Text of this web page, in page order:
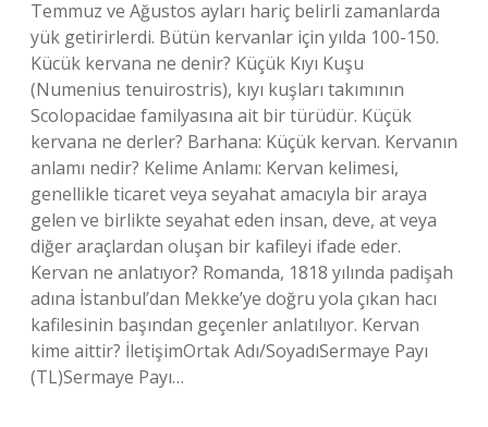
Temmuz ve Ağustos ayları hariç belirli zamanlarda
yük getirirlerdi. Bütün kervanlar için yılda 100-150.
Kücük kervana ne denir? Küçük Kıyı Kuşu
(Numenius tenuirostris), kıyı kuşları takımının
Scolopacidae familyasına ait bir türüdür. Küçük
kervana ne derler? Barhana: Küçük kervan. Kervanın
anlamı nedir? Kelime Anlamı: Kervan kelimesi,
genellikle ticaret veya seyahat amacıyla bir araya
gelen ve birlikte seyahat eden insan, deve, at veya
diğer araçlardan oluşan bir kafileyi ifade eder.
Kervan ne anlatıyor? Romanda, 1818 yılında padişah
adına İstanbul’dan Mekke’ye doğru yola çıkan hacı
kafilesinin başından geçenler anlatılıyor. Kervan
kime aittir? İletişimOrtak Adı/SoyadıSermaye Payı
(TL)Sermaye Payı…